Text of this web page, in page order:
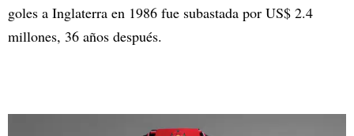
goles a Inglaterra en 1986 fue subastada por US$ 2.4
millones, 36 años después.